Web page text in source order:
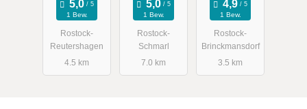
pie
1 Bew.
Rostock-
Reutershagen
4.5 km
Das
Mundwerk "
1 Bew.
Rostock-
Schmarl
7.0 km
1 Bew.
Rostock-
Brinckmansdorf
3.5 km